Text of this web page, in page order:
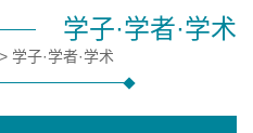
学子·学者·学术
> 学子·学者·学术